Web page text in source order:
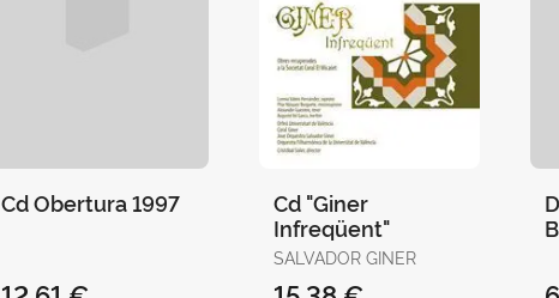
Cd Obertura 1997
Cd "Giner
Infreqüent"
SALVADOR GINER